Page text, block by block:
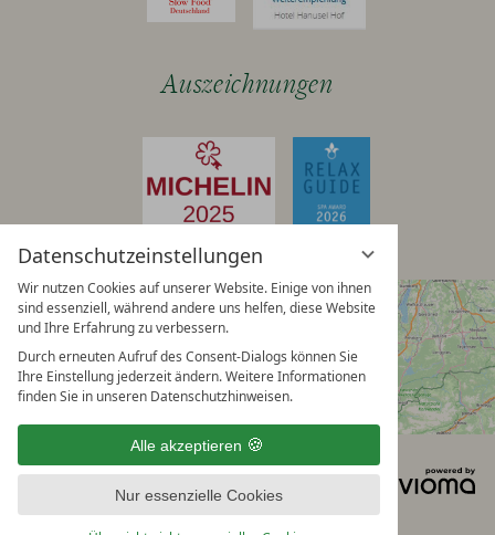
Datenschutzeinstellungen
Wir nutzen Cookies auf unserer Website. Einige von ihnen
sind essenziell, während andere uns helfen, diese Website
und Ihre Erfahrung zu verbessern.
Durch erneuten Aufruf des Consent-Dialogs können Sie
Ihre Einstellung jederzeit ändern. Weitere Informationen
finden Sie in unseren Datenschutzhinweisen.
Alle akzeptieren
Nur essenzielle Cookies
Auszeichnungen
Impressum
Datenschutzhinweise
Datenschutzeinstellungen
Sitemap